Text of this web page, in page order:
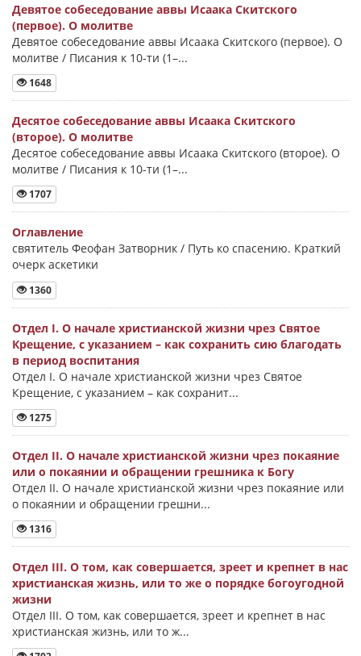
Девятое собеседование аввы Исаака Скитского
(первое). О молитве
Девятое собеседование аввы Исаака Скитского (первое). О
молитве / Писания к 10-ти (1–...
1648
Десятое собеседование аввы Исаака Скитского
(второе). О молитве
Десятое собеседование аввы Исаака Скитского (второе). О
молитве / Писания к 10-ти (1–...
1707
Оглавление
святитель Феофан Затворник / Путь ко спасению. Краткий
очерк аскетики
1360
Отдел I. О начале христианской жизни чрез Святое
Крещение, с указанием – как сохранить сию благодать
в период воспитания
Отдел I. О начале христианской жизни чрез Святое
Крещение, с указанием – как сохранит...
1275
Отдел II. О начале христианской жизни чрез покаяние
или о покаянии и обращении грешника к Богу
Отдел II. О начале христианской жизни чрез покаяние или
о покаянии и обращении грешни...
1316
Отдел III. О том, как совершается, зреет и крепнет в нас
христианская жизнь, или то же о порядке богоугодной
жизни
Отдел III. О том, как совершается, зреет и крепнет в нас
христианская жизнь, или то ж...